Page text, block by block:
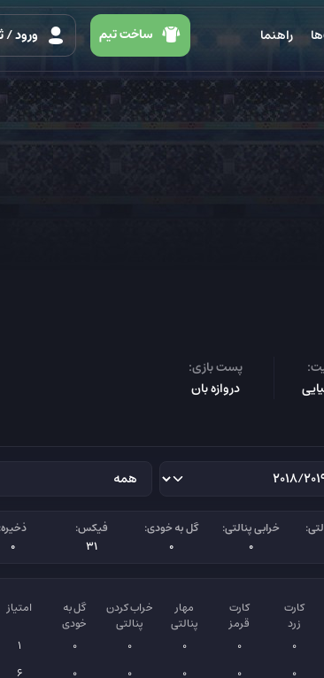
راهنما ساخت تیم ورود/
پست بازی:
دروازه بان
خرابی پنالتی:
0
گل به خودی:
0
فیکس:
31
ذخیره:
0
کارت
زرد
کارت
قرمز
مهار
پنالتی
خراب کردن
پنالتی
گل به
خودی
امتیاز
0
0
0
0
0
1
0
0
0
0
0
6